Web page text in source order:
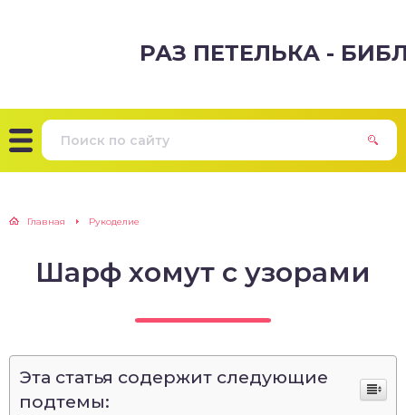
РАЗ ПЕТЕЛЬКА -
Главная Рукоделие
Шарф хомут с узорами
Эта статья содержит следующие
подтемы: